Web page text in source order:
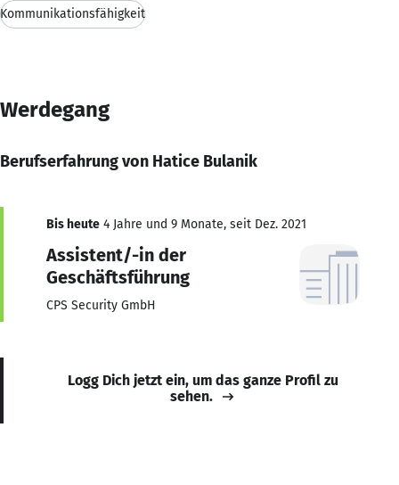
Kommunikationsfähigkeit
Werdegang
Berufserfahrung von Hatice Bulanik
Bis heute 4 Jahre und 9 Monate, seit Dez. 2021
Assistent/-in der
Geschäftsführung
CPS Security GmbH
Logg Dich jetzt ein, um das ganze Profil zu
sehen.